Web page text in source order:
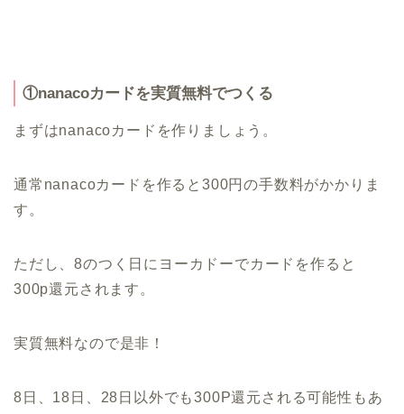
①nanacoカードを実質無料でつくる
まずはnanacoカードを作りましょう。
通常nanacoカードを作ると300円の手数料がかかりま
す。
ただし、8のつく日にヨーカドーでカードを作ると
300p還元されます。
実質無料なので是非！
8日、18日、28日以外でも300P還元される可能性もあ